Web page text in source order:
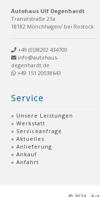
Autohaus Ulf Degenhardt
Transitstraße 21a
18182 Mönchhagen/ bei Rostock
+49 (0)38202 434700
info@autohaus-
degenhardt.de
+49 151 20038643
Service
Unsere Leistungen
Werkstatt
Serviceanfrage
Aktuelles
Anlieferung
Ankauf
Anfahrt